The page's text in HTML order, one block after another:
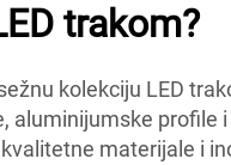
trakom?
kolekciju LED
aluminijumske profile
materijale i